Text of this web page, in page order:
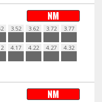
NM
3.52 3.62 3.72 3.77
4.17 4.22 4.27 4.32
NM